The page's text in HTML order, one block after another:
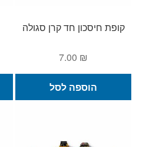
קופת חיסכון חד קרן סגולה
7.00 ₪
הוספה לסל